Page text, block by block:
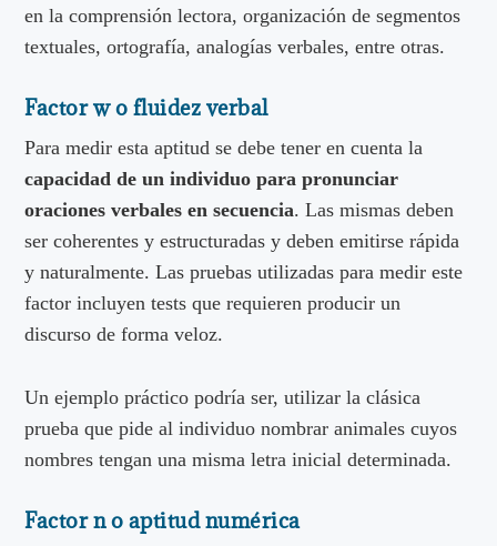
en la comprensión lectora, organización de segmentos
textuales, ortografía, analogías verbales, entre otras.
Factor w o fluidez verbal
Para medir esta aptitud se debe tener en cuenta la
capacidad de un individuo para pronunciar
oraciones verbales en secuencia. Las mismas deben
ser coherentes y estructuradas y deben emitirse rápida
y naturalmente. Las pruebas utilizadas para medir este
factor incluyen tests que requieren producir un
discurso de forma veloz.
Un ejemplo práctico podría ser, utilizar la clásica
prueba que pide al individuo nombrar animales cuyos
nombres tengan una misma letra inicial determinada.
Factor n o aptitud numérica